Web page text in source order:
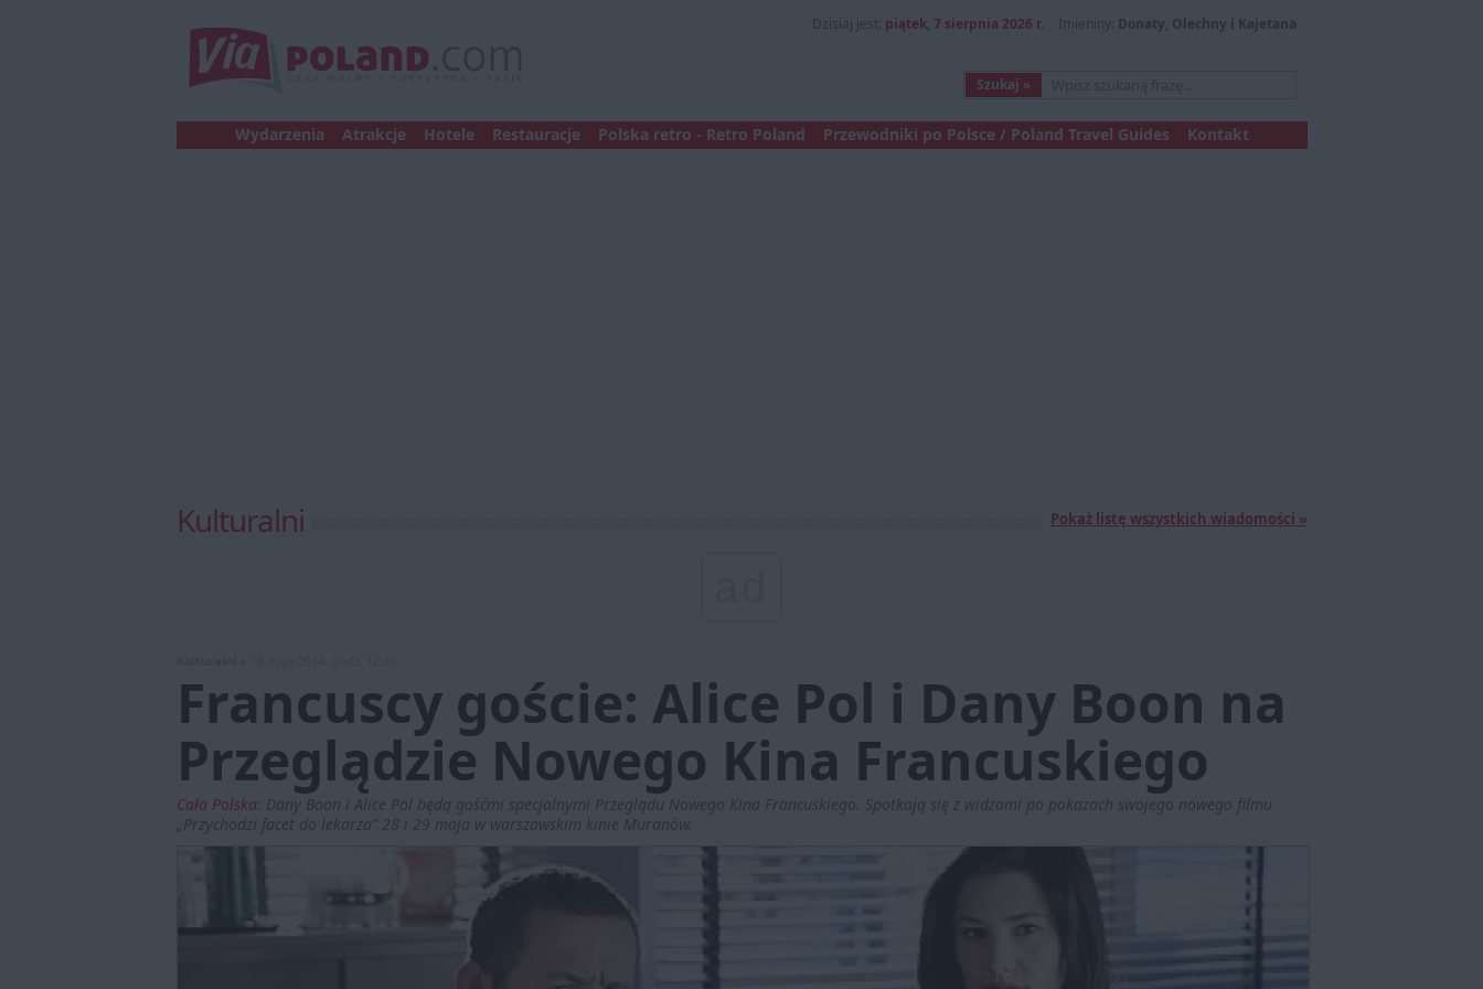
Dzisiaj jest: piątek, 7 sierpnia 2026 r. Imieniny: Donaty, Olechny i Kajetana
Wydarzenia Atrakcje Hotele Restauracje Polska retro - Retro Poland Przewodniki po Polsce / Poland Travel Guides Kontakt
Kulturalni Pokaż listę wszystkich wiadomości »
Francuscy goście: Alice Pol i Dany Boon na
Przeglądzie Nowego Kina Francuskiego
Cała Polska Dany Boon i Alice Pol będą gośćmi specjalnymi Przeglądu Nowego Kina Francuskiego. Spotkają się z widzami po pokazach swojego nowego filmu
„Przychodzi facet do lekarza” 28 i 29 maja w warszawskim kinie Muranów.